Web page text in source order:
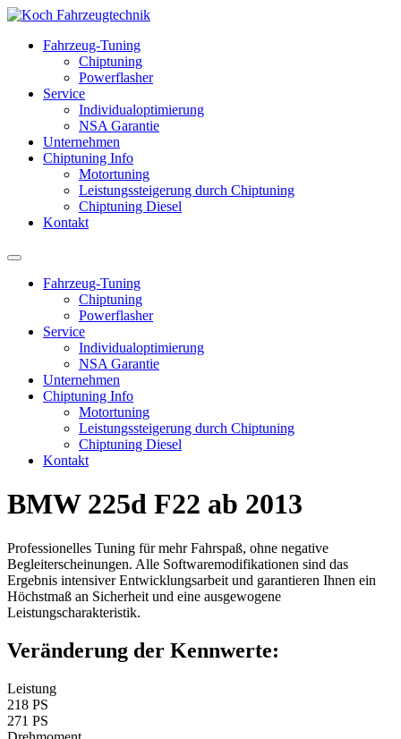
Fahrzeug-Tuning
Chiptuning
Powerflasher
Service
Individualoptimierung
NSA Garantie
Unternehmen
Chiptuning Info
Motortuning
Leistungssteigerung durch Chiptuning
Chiptuning Diesel
Kontakt
Fahrzeug-Tuning
Chiptuning
Powerflasher
Service
Individualoptimierung
NSA Garantie
Unternehmen
Chiptuning Info
Motortuning
Leistungssteigerung durch Chiptuning
Chiptuning Diesel
Kontakt
BMW 225d F22 ab 2013
Professionelles Tuning für mehr Fahrspaß, ohne negative
Begleiterscheinungen. Alle Softwaremodifikationen sind das
Ergebnis intensiver Entwicklungsarbeit und garantieren Ihnen ein
Höchstmaß an Sicherheit und eine ausgewogene
Leistungscharakteristik.
Veränderung der Kennwerte:
Leistung
218 PS
271 PS